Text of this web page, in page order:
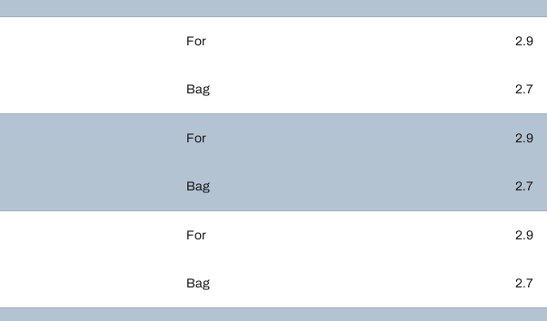
For 2.9
Bag 2.7
For 2.9
Bag 2.7
For 2.9
Bag 2.7